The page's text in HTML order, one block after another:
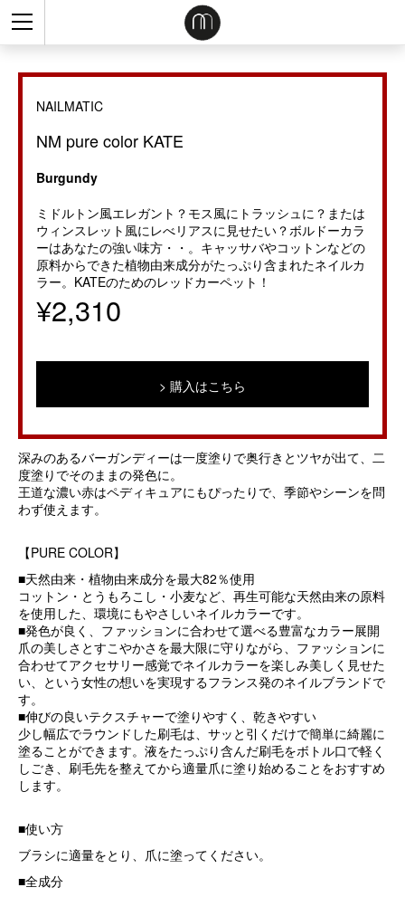
NAILMATIC
NM pure color KATE
Burgundy
ミドルトン風エレガント？モス風にトラッシュに？または
ウィンスレット風にレべリアスに見せたい？ボルドーカラ
ーはあなたの強い味方・・。キャッサバやコットンなどの
原料からできた植物由来成分がたっぷり含まれたネイルカ
ラー。KATEのためのレッドカーペット！
¥2,310
購入はこちら
深みのあるバーガンディーは一度塗りで奥行きとツヤが出て、二
度塗りでそのままの発色に。
王道な濃い赤はペディキュアにもぴったりで、季節やシーンを問
わず使えます。
【PURE COLOR】
■天然由来・植物由来成分を最大82％使用
コットン・とうもろこし・小麦など、再生可能な天然由来の原料
を使用した、環境にもやさしいネイルカラーです。
■発色が良く、ファッションに合わせて選べる豊富なカラー展開
爪の美しさとすこやかさを最大限に守りながら、ファッションに
合わせてアクセサリー感覚でネイルカラーを楽しみ美しく見せた
い、という女性の想いを実現するフランス発のネイルブランドで
す。
■伸びの良いテクスチャーで塗りやすく、乾きやすい
少し幅広でラウンドした刷毛は、サッと引くだけで簡単に綺麗に
塗ることができます。液をたっぷり含んだ刷毛をボトル口で軽く
しごき、刷毛先を整えてから適量爪に塗り始めることをおすすめ
します。
■使い方
ブラシに適量をとり、爪に塗ってください。
■全成分